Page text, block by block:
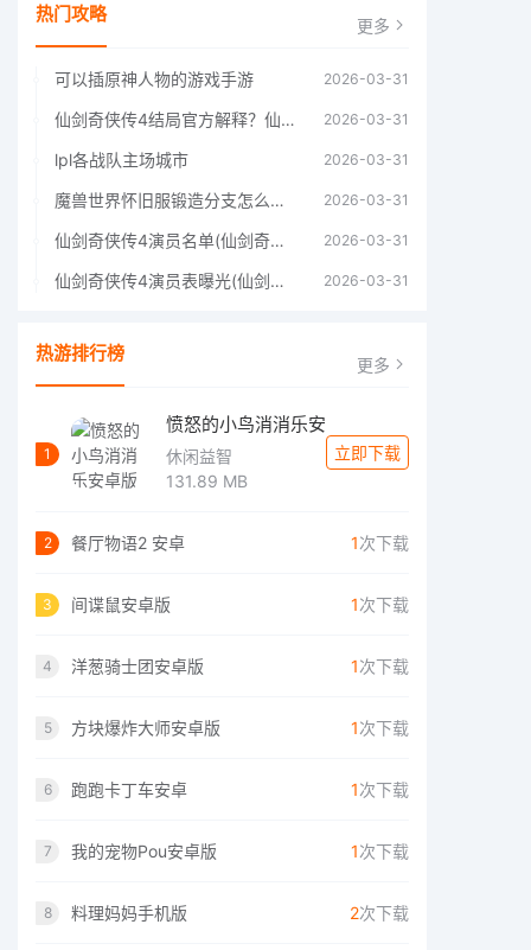
热门攻略 更多
可以插原神人物的游戏手游 2026-03-31
仙剑奇侠传4结局官方解释？仙剑四结局深度解析 2026-03-31
lpl各战队主场城市 2026-03-31
魔兽世界怀旧服锻造分支怎么选择60年代分支选择推荐 2026-03-31
仙剑奇侠传4演员名单(仙剑奇侠传4四大主角) 2026-03-31
仙剑奇侠传4演员表曝光(仙剑奇侠传4人物详细信息) 2026-03-31
热游排行榜 更多
1
愤怒的小鸟消消乐安
休闲益智
131.89 MB
立即下载
2 餐厅物语2 安卓 1次下载
3 间谍鼠安卓版 1次下载
4 洋葱骑士团安卓版 1次下载
5 方块爆炸大师安卓版 1次下载
6 跑跑卡丁车安卓 1次下载
7 我的宠物Pou安卓版 1次下载
8 料理妈妈手机版 2次下载